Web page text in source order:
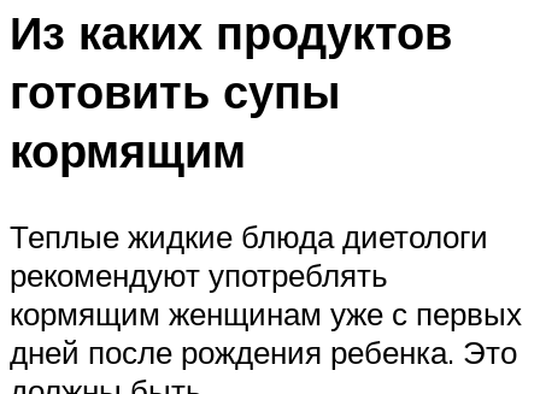
Из каких продуктов
готовить супы
кормящим
Теплые жидкие блюда диетологи
рекомендуют употреблять
кормящим женщинам уже с первых
дней после рождения ребенка. Это